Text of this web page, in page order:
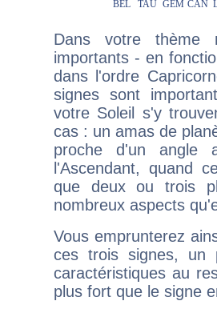
Dans votre thème
importants - en
dans l'ordre
signes sont
votre Soleil s'y
cas : un amas de
proche d'un
l'Ascendant, quand
que deux ou trois
nombreux aspects
Vous emprunterez
ces trois signes, un
caractéristiques au
plus fort que le signe